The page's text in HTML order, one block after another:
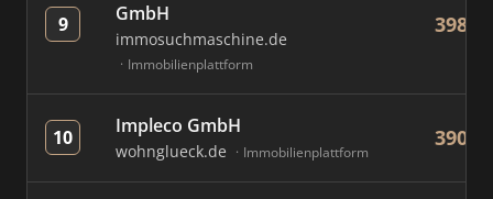
9
GmbH
immosuchmaschine.de
Immobilienplattform
398
10 Impleco GmbH
wohnglueck.de Immobilienplattform
390